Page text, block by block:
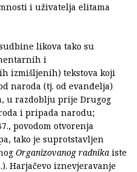
i uživatelja elitama
likova tako su
i
izmišljenih) tekstova koji
naroda (tj. od evanđelja)
u razdoblju prije Drugog
i pripada narodu;
povodom otvorenja
tako je suprotstavljen
Organizovanog radnika iste
Harjačevo iznevjeravanje